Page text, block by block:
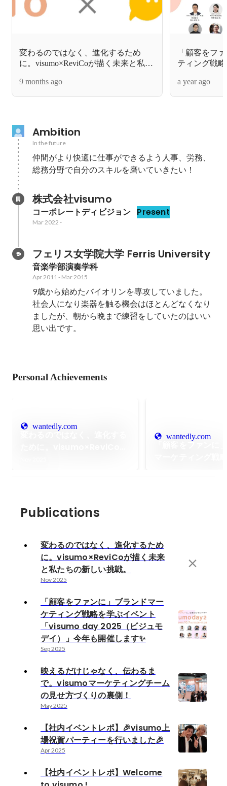
変わるのではなく、進化するため
に。visumo×ReviCoが描く未来と私た
9 months ago
「顧客をフ
ティング戦
イ）」今年
a year ago
Ambition
In the future
仲間がより快適に仕事ができるよう人事、労務、
株式会社visumo
コーポレートディビジョン Present
Mar 2022 -
フェリス女学院大学 Ferris University
音楽学部演奏学科
Apr 2011 - Mar 2015
9歳から始めたバイオリンを専攻していました。
社会人になり楽器を触る機会はほとんどなくなり
ましたが、朝から晩まで練習をしていたのはいい
思い出です。
Personal Achievements
wantedly.com
wantedly.com
Publications
変わるのではなく、進化するため
に。visumo×ReviCoが描く未来
と私たちの新しい挑戦。
Nov 2025
「顧客をファンに」ブランドマー
ケティング戦略を学ぶイベント
「visumo day 2025（ビジュモ
デイ）」今年も開催します✨
Sep 2025
映えるだけじゃなく、伝わるま
で。visumoマーケティングチーム
の見せ方づくりの裏側！
May 2025
【社内イベントレポ】🎉visumo上
場祝賀パーティーを行いました🎉
Apr 2025
【社内イベントレポ】Welcome